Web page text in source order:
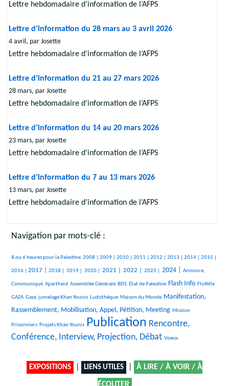
Lettre hebdomadaire d’information de l’AFPS
Lettre d’information du 28 mars au 3 avril 2026
4 avril, par Josette
Lettre hebdomadaire d’information de l’AFPS
Lettre d’information du 21 au 27 mars 2026
28 mars, par Josette
Lettre hebdomadaire d’information de l’AFPS
Lettre d’information du 14 au 20 mars 2026
23 mars, par Josette
Lettre hebdomadaire d’information de l’AFPS
Lettre d’information du 7 au 13 mars 2026
13 mars, par Josette
Lettre hebdomadaire d’information de l’AFPS
Navigation par mots-clé :
434/2805
8 ou 6 heures pour la Palestine
61/2805 2008 |
119/2805 2009 |
87/2805 2010 |
373/2805 2011 |
387/2805 2012 |
179/2805 2013 |
92/2805 2014 |
148/2805 2015 |
437/2805
2016 |
718/2805
2017 |
179/2805 2018 |
146/2805 2019 |
115/2805 2020 |
925/2805 2021 |
954/2805 2022 |
466/2805 2023 |
1103/2805 2024 |
454/2805 Annonce,
Communiqué
26/2805 Apartheid
35/2805 Assemblée Générale
118/2805 BDS
40/2805 Etat de Palestine
1093/2805 Flash Info
39/2805 Flottille
GAZA
375/2805
Gaza
317/2805jumelage Khan Younis
393/2805 Ludothèque
14/2805 Maison du Monde
1225/2805
Manifestation,
Rassemblement, Mobilisation, Appel, Pétition, Meeting
27/2805 Mission
33/2805
Prisonniers
169/2805Projets Khan Younis
2805/2805 Publication
1758/2805
Rencontre,
Conférence, Interview, Projection, Débat
13/2805 Voeux
EXPOSITIONS LIENS UTILES À LIRE / À VOIR / À